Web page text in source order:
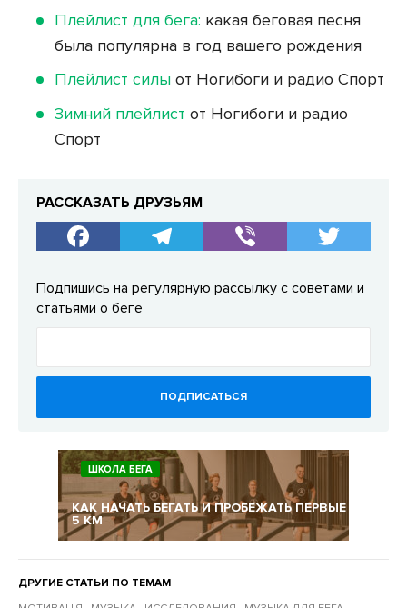
Плейлист для бега: какая беговая песня
была популярна в год вашего рождения
Плейлист силы от Ногибоги и радио Спорт
Зимний плейлист от Ногибоги и радио
Спорт
РАССКАЗАТЬ ДРУЗЬЯМ
Подпишись на регулярную рассылку с советами и
статьями о беге
ПОДПИСАТЬСЯ
ШКОЛА БЕГА
КАК НАЧАТЬ БЕГАТЬ И ПРОБЕЖАТЬ ПЕРВЫЕ
5 КМ
ДРУГИЕ СТАТЬИ ПО ТЕМАМ